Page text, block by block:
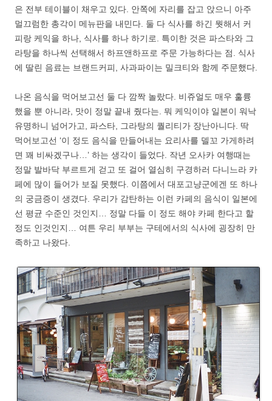
은 전부 테이블이 채우고 있다. 안쪽에 자리를 잡고 앉으니 아주
멀끄럼한 총각이 메뉴판을 내민다. 둘 다 식사를 하긴 뭣해서 커
피랑 케익을 하나, 식사를 하나 하기로. 특이한 것은 파스타와 그
라탕을 하나씩 선택해서 하프앤하프로 주문 가능하다는 점. 식사
에 딸린 음료는 브랜드커피, 사과파이는 밀크티와 함께 주문했다.
나온 음식을 먹어보고선 둘 다 깜짝 놀랐다. 비쥬얼도 매우 훌륭
했을 뿐 아니라, 맛이 정말 끝내 줬다는. 뭐 케익이야 일본이 워낙
유명하니 넘어가고, 파스타, 그라탕의 퀄리티가 장난아니다. 딱
먹어보고선 ‘이 정도 음식을 만들어내는 요리사를 델꼬 가게하려
면 꽤 비싸겠구나…’ 하는 생각이 들었다. 작년 오사카 여행때는
정말 발바닥 부르트게 걷고 또 걸어 열심히 구경하러 다니느라 카
페에 많이 들어가 보질 못했다. 이쯤에서 대포고냥군에겐 또 하나
의 궁금증이 생겼다. 우리가 감탄하는 이런 카페의 음식이 일본에
선 평균 수준인 것인지… 정말 다들 이 정도 해야 카페 한다고 할
정도 인것인지… 여튼 우리 부부는 구테에서의 식사에 굉장히 만
족하고 나왔다.